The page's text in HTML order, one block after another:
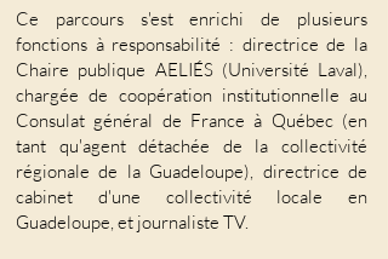
Ce parcours s'est enrichi de plusieurs
fonctions à responsabilité : directrice de la
Chaire publique AELIÉS (Université Laval),
chargée de coopération institutionnelle au
Consulat général de France à Québec (en
tant qu'agent détachée de la collectivité
régionale de la Guadeloupe), directrice de
cabinet d'une collectivité locale en
Guadeloupe, et journaliste TV.